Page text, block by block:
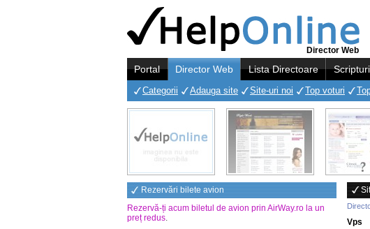
Director Web
Portal Director Web Lista Directoare
Categorii Adauga site Site-uri noi Top voturi
Rezervări bilete avion
Rezervă-ți acum biletul de avion prin AirWay.ro la un
preț redus. Vps